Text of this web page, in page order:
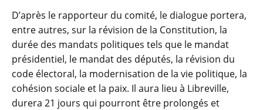
D’après le rapporteur du comité, le dialogue portera,
entre autres, sur la révision de la Constitution, la
durée des mandats politiques tels que le mandat
présidentiel, le mandat des députés, la révision du
code électoral, la modernisation de la vie politique, la
cohésion sociale et la paix. Il aura lieu à Libreville,
durera 21 jours qui pourront être prolongés et